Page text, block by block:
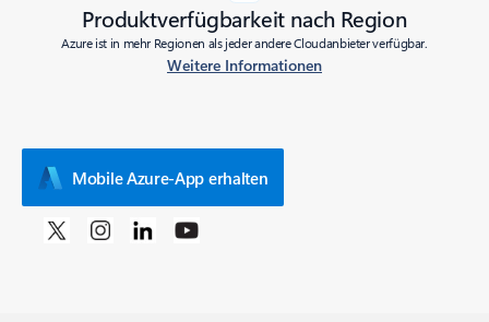
Produktverfügbarkeit nach Region
Azure ist in mehr Regionen als jeder andere Cloudanbieter verfügbar.
Weitere Informationen
Mobile Azure-App erhalten